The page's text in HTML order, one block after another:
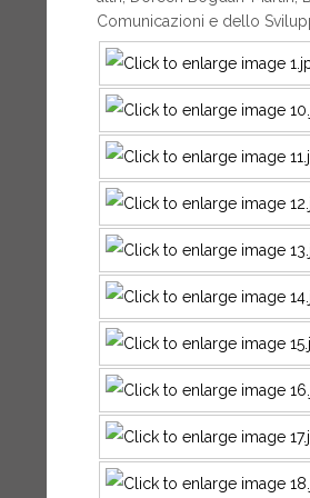
Comunicazioni e dello